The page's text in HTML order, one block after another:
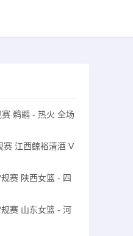
鹈鹕 - 热火 全场
赛 江西鲸裕清酒 V
赛 陕西女篮 - 四
赛 山东女篮 - 河